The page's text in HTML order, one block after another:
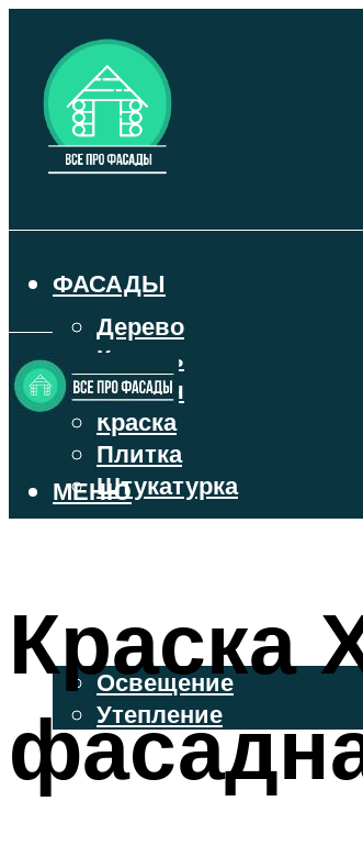
ФАСАДЫ
Дерево
Камень
Кирпич
Краска
Плитка
Штукатурка
ВЕНТИЛИРУЕМЫЕ
ОСВЕЩЕНИЕ И
Освещение
Утепление
ДЕКОР
МЕНЮ
Краска